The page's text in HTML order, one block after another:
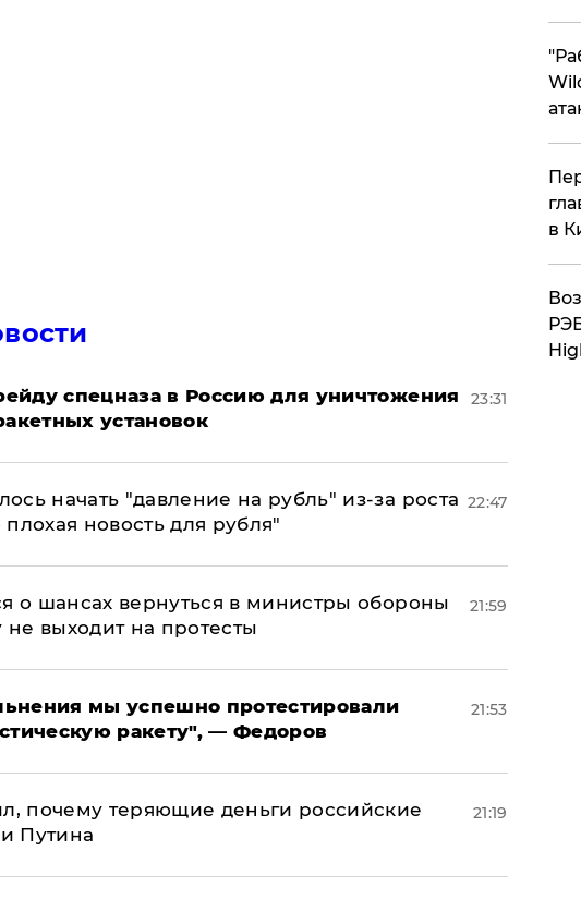
спецназа в Россию для уничтожения
установок
23:31
начать "давление на рубль" из-за роста
новость для рубля"
22:47
о шансах вернуться в министры обороны
выходит на протесты
21:59
мы успешно протестировали
ракету", — Федоров
21:53
почему теряющие деньги российские
Путина
21:19
в